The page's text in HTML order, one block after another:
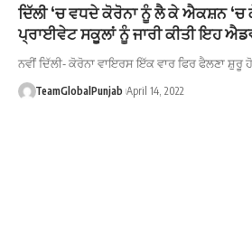
ਦਿੱਲੀ ‘ਚ ਵਧਦੇ ਕੋਰੋਨਾ ਨੂੰ ਲੈ ਕੇ ਐਕਸ਼ਨ ‘ਚ
ਪ੍ਰਾਈਵੇਟ ਸਕੂਲਾਂ ਨੂੰ ਜਾਰੀ ਕੀਤੀ ਇਹ
ਨਵੀਂ ਦਿੱਲੀ- ਕੋਰੋਨਾ ਵਾਇਰਸ ਇੱਕ ਵਾਰ ਫਿਰ ਫੈਲਣਾ
TeamGlobalPunjab April 14, 2022